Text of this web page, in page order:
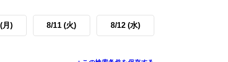
月) 8/11 (火) 8/12 (水)